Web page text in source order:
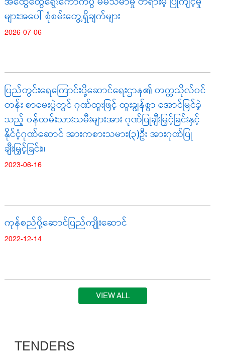
များအပေါ် စုံစမ်းတွေ့ရှိချက်များ
2026-07-06
ပြည်တွင်းရေကြောင်းပို့ဆောင်ရေးဌာန၏ တက္ကသိုလ်ဝင်
တန်း စာမေးပွဲတွင် ဂုဏ်ထူးဖြင့် ထူးချွန်စွာ အောင်မြင်ခဲ့
သည့် ဝန်ထမ်းသားသမီးများအား ဂုဏ်ပြုချီးမြှင့်ခြင်းနှင့်
နိုင်ငံ့ဂုဏ်ဆောင် အားကစားသမား(၃)ဦး အားဂုဏ်ပြု
ချီးမြှင့်ခြင်း။
2023-06-16
ကုန်စည်ပို့ဆောင်ပြည်ကျိုးဆောင်
2022-12-14
VIEW ALL
TENDERS